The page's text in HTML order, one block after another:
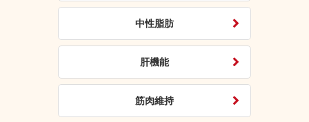
中性脂肪
肝機能
筋肉維持